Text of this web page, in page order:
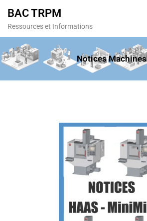
BAC TRPM
Ressources et Informations
Notices Machines